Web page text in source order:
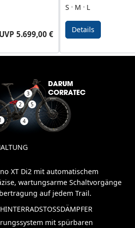
UVP 5.699,00 €
Wave Pro Automatic
S M L
Details
Details - E-Power MTC
1
2
3
4
5
XT Di2 mit automatischem
wartungsarme Schaltvorgänge
auf jedem Trail.
mit spürbaren